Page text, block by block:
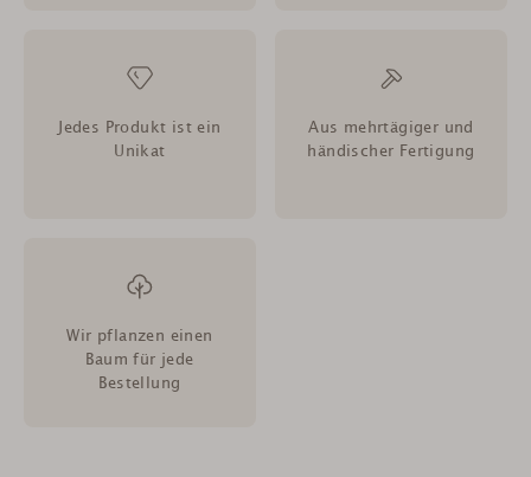
Jedes Produkt ist ein
Unikat
Aus mehrtägiger und
händischer Fertigung
Wir pflanzen einen
Baum für jede
Bestellung